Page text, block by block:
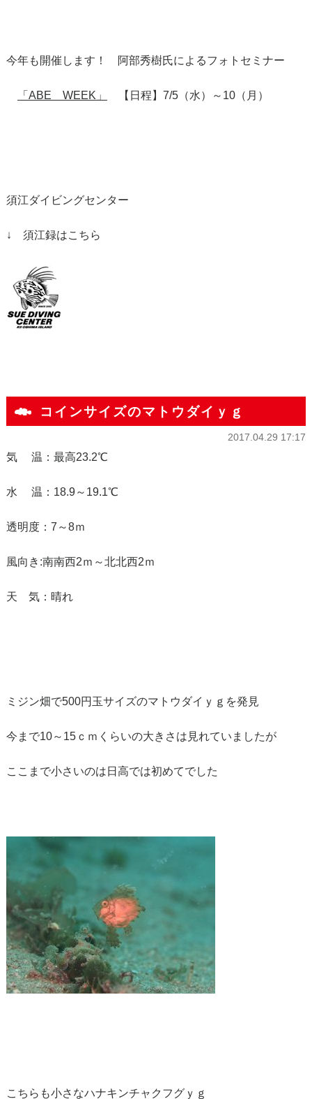
今年も開催します！ 阿部秀樹氏によるフォトセミナー
「ABE WEEK」 【日程】7/5（水）～10（月）
須江ダイビングセンター
↓ 須江録はこちら
コインサイズのマトウダイｙｇ
2017.04.29 17:17
気 温：最高23.2℃
水 温：18.9～19.1℃
透明度：7～8ｍ
風向き:南南西2ｍ～北北西2ｍ
天 気：晴れ
ミジン畑で500円玉サイズのマトウダイｙｇを発見
今まで10～15ｃｍくらいの大きさは見れていましたが
ここまで小さいのは日高では初めてでした
こちらも小さなハナキンチャクフグｙｇ